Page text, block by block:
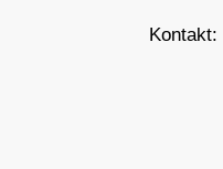
Kontakt: